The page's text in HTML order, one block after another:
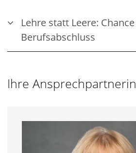
Lehre statt Leere: Chance
Berufsabschluss
Ihre Ansprechpartnerin